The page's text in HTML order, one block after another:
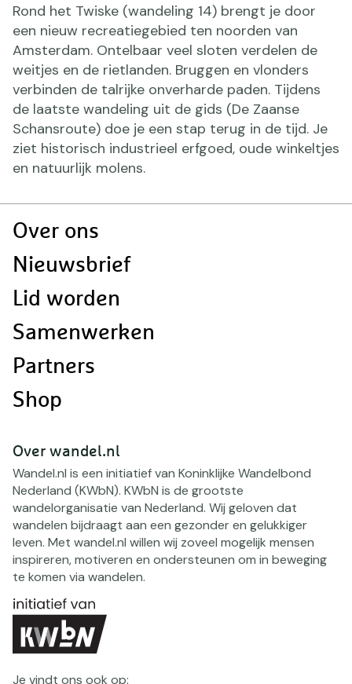
Rond het Twiske (wandeling 14) brengt je door
een nieuw recreatiegebied ten noorden van
Amsterdam. Ontelbaar veel sloten verdelen de
weitjes en de rietlanden. Bruggen en vlonders
verbinden de talrijke onverharde paden. Tijdens
de laatste wandeling uit de gids (De Zaanse
Schansroute) doe je een stap terug in de tijd. Je
ziet historisch industrieel erfgoed, oude winkeltjes
en natuurlijk molens.
Doormat
Over ons
Nieuwsbrief
Lid worden
Samenwerken
Partners
Shop
Over wandel.nl
Wandel.nl is een initiatief van Koninklijke Wandelbond
Nederland (KWbN). KWbN is de grootste
wandelorganisatie van Nederland. Wij geloven dat
wandelen bijdraagt aan een gezonder en gelukkiger
leven. Met wandel.nl willen wij zoveel mogelijk mensen
inspireren, motiveren en ondersteunen om in beweging
te komen via wandelen.
Je vindt ons ook op: